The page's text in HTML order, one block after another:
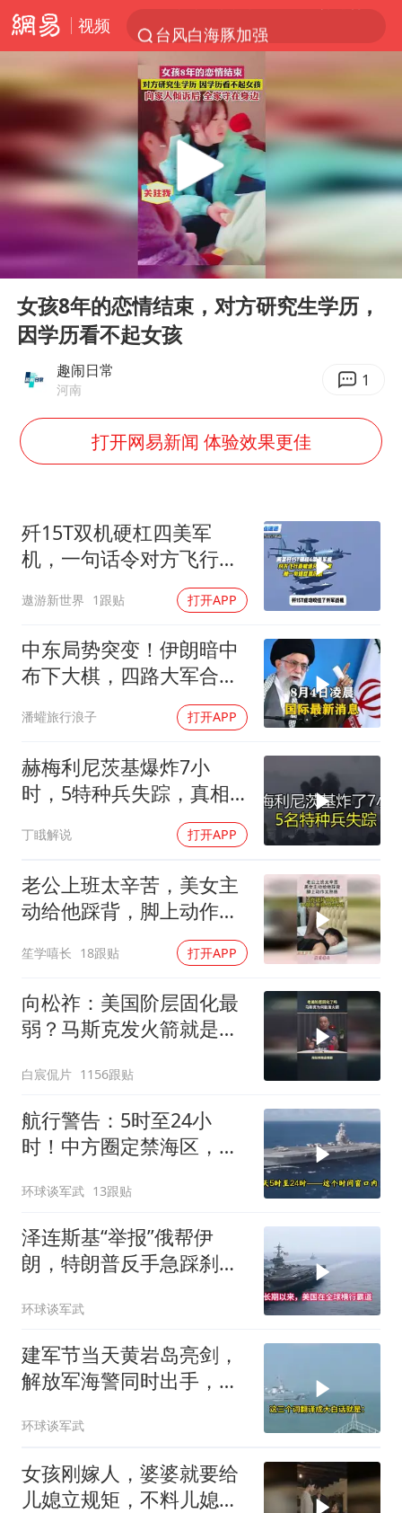
视频
台风白海豚加强
国防部回应日本试射“战斧”导弹
广东雷州通报特教老师招聘违规事件
A股三大股指收涨
“立秋的第一杯奶茶”又爆单了
宇树科技中一签需缴款7.54万元
四川宜宾市高县发生4.9级地震
“新疆阿勒泰八月能滑雪”不实
江苏发布台风蓝色预警
今日立秋你咬秋了吗
东方之约 相约未来
Play
00:00 00:11
女孩8年的恋情结束，对方研究生学历，
因学历看不起女孩
趣闹日常
河南 1
打开网易新闻 体验效果更佳
歼15T双机硬杠四美军
机，一句话令对方飞行员
遨游新世界 1跟贴 打开APP
中东局势突变！伊朗暗中
布下大棋，四路大军合
围，特朗普面临死局
潘蠸旅行浪子 打开APP
赫梅利尼茨基爆炸7小
时，5特种兵失踪，真相
丁睋解说 打开APP
老公上班太辛苦，美女主
动给他踩背，脚上动作太
笙学嘻长 18跟贴 打开APP
向松祚：美国阶层固化最
弱？马斯克发火箭就是答
白宸侃片 1156跟贴
航行警告：5时至24小
时！中方圈定禁海区，美
权已定
环球谈军武 13跟贴
泽连斯基“举报”俄帮伊
朗，特朗普反手急踩刹
环球谈军武
建军节当天黄岩岛亮剑，
解放军海警同时出手，菲
环球谈军武
女孩刚嫁人，婆婆就要给
儿媳立规矩，不料儿媳不